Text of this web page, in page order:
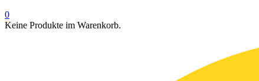
0
Keine Produkte im Warenkorb.